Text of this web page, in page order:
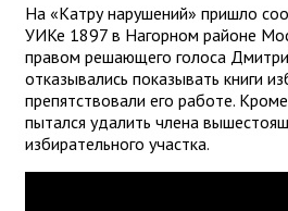
На «Катру нарушений» пришло
УИКе 1897 в Нагорном районе
правом решающего голоса
отказывались показывать книги
препятствовали его работе.
пытался удалить члена
избирательного участка.